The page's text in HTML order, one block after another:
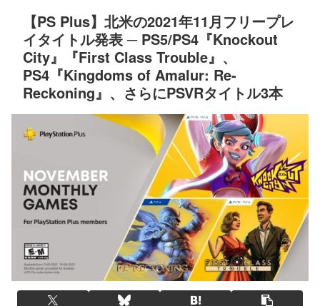
【PS Plus】北米の2021年11月フリープレ
イタイトル発表 ─ PS5/PS4『Knockout
City』『First Class Trouble』、
PS4『Kingdoms of Amalur: Re-
Reckoning』、さらにPSVRタイトル3本